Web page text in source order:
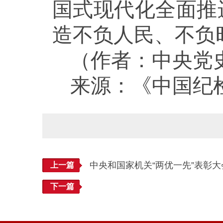
国式现代化全面
造不负人民、不
（作者：中央
来源：《中国纪
上一篇 中央和国家机关“两优一先”表彰
下一篇